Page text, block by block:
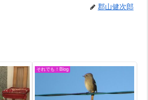
郡山健次郎
それでも！Blog